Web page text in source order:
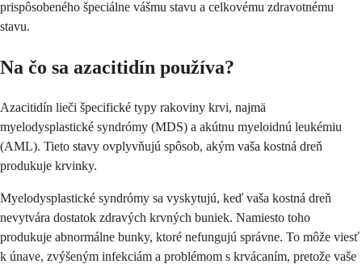
prispôsobeného špeciálne vášmu stavu a celkovému zdravotnému
stavu.
Na čo sa azacitidín používa?
Azacitidín lieči špecifické typy rakoviny krvi, najmä
myelodysplastické syndrómy (MDS) a akútnu myeloidnú leukémiu
(AML). Tieto stavy ovplyvňujú spôsob, akým vaša kostná dreň
produkuje krvinky.
Myelodysplastické syndrómy sa vyskytujú, keď vaša kostná dreň
nevytvára dostatok zdravých krvných buniek. Namiesto toho
produkuje abnormálne bunky, ktoré nefungujú správne. To môže viesť
k únave, zvýšeným infekciám a problémom s krvácaním, pretože vaše